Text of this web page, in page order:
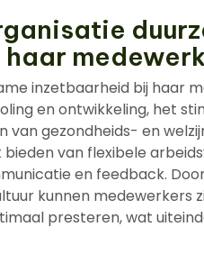
inzetbaarheid bij haar
en ontwikkeling, het
van gezondheids- en
van flexibele
en feedback.
kunnen medewerkers
presteren, wat